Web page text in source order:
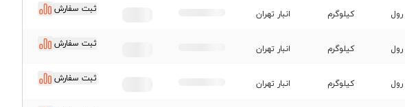
رول کیلوگرم انبار تهران ثبت سفارش
رول کیلوگرم انبار تهران ثبت سفارش
رول کیلوگرم انبار تهران ثبت سفارش